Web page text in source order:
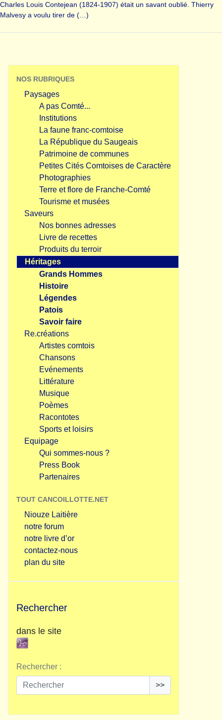
Charles Louis Contejean (1824-1907) était un savant oublié. Thierry
Malvesy a voulu tirer de (…)
NOS RUBRIQUES
Paysages
A pas Comté...
Institutions
La faune franc-comtoise
La République du Saugeais
Patrimoine de communes
Petites Cités Comtoises de Caractère
Photographies
Terre et flore de Franche-Comté
Tourisme et musées
Saveurs
Nos bonnes adresses
Livre de recettes
Produits du terroir
Héritages
Grands Hommes
Histoire
Légendes
Patois
Savoir faire
Re.créations
Artistes comtois
Chansons
Evénements
Littérature
Musique
Poèmes
Racontotes
Sports et loisirs
Equipage
Qui sommes-nous ?
Press Book
Partenaires
TOUT CANCOILLOTTE.NET
Niouze Laitière
notre forum
notre livre d’or
contactez-nous
plan du site
Rechercher
dans le site
Rechercher :
>>